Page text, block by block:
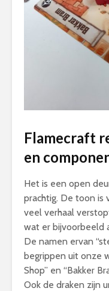
Flamecraft
en
Het is een open
prachtig. De toon is
veel verhaal
wat er bijvoorbeeld
De namen ervan
begrippen uit onze
Shop” en “Bakker
Ook de draken zijn